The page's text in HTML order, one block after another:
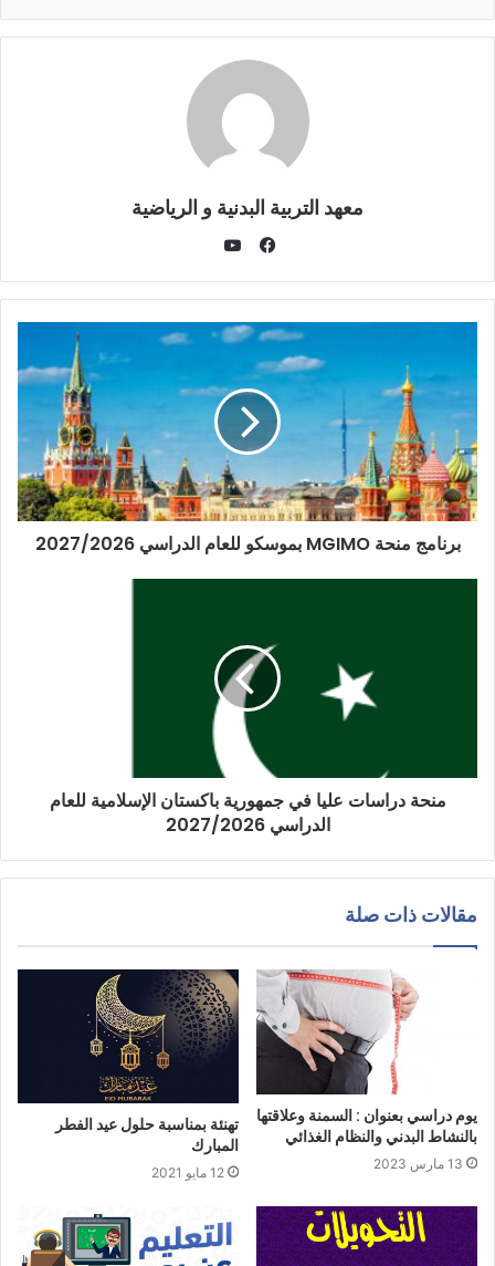
معهد التربية البدنية و الرياضية
برنامج منحة MGIMO بموسكو للعام الدراسي 2027/2026
منحة دراسات عليا في جمهورية باكستان الإسلامية للعام
الدراسي 2027/2026
مقالات ذات صلة
يوم دراسي بعنوان : السمنة وعلاقتها
بالنشاط البدني والنظام الغذائي
13 مارس 2023
تهنئة بمناسبة حلول عيد الفطر
المبارك
12 مايو 2021